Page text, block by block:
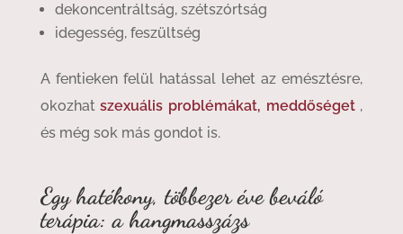
dekoncentráltság, szétszórtság
idegesség, feszültség
A fentieken felül hatással lehet az emésztésre,
okozhatszexuális problémákat, meddőséget,
és még sok más gondot is.
Egy hatékony, többezer éve beváló
terápia: a hangmasszázs